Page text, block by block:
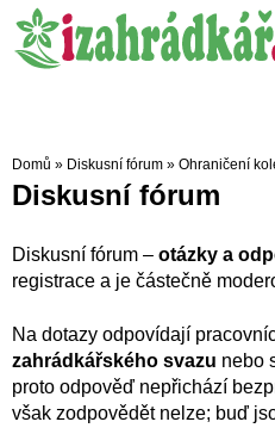
Domů » Diskusní fórum » Ohraničení
Diskusní fórum
Diskusní fórum – otázky a
registrace a je částečně
Na dotazy odpovídají
zahrádkářského svazu nebo
proto odpověď nepřichází
však zodpovědět nelze; buď